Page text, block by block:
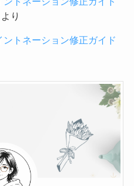
より
トネーション修正ガイド